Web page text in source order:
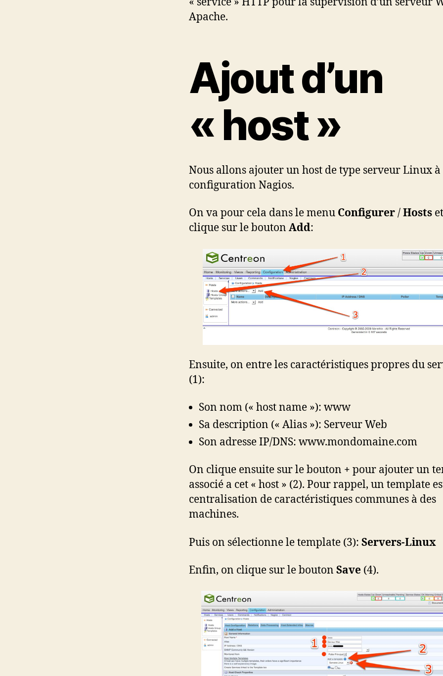
Apache.
Ajout d’un
« host »
Nous allons ajouter un host de type serveur Linux
configuration Nagios.
On va pour cela dans le menu Configurer/Hosts
clique sur le bouton Add:
Ensuite, on entre les caractéristiques propres du
(1):
Son nom (« host name »): www
Sa description (« Alias »): Serveur Web
Son adresse IP/DNS: www.mondomaine.com
On clique ensuite sur le bouton + pour ajouter un
associé a cet « host » (2). Pour rappel, un template
centralisation de caractéristiques communes à des
machines.
Puis on sélectionne le template (3): Servers-Linux
Enfin, on clique sur le bouton Save (4).